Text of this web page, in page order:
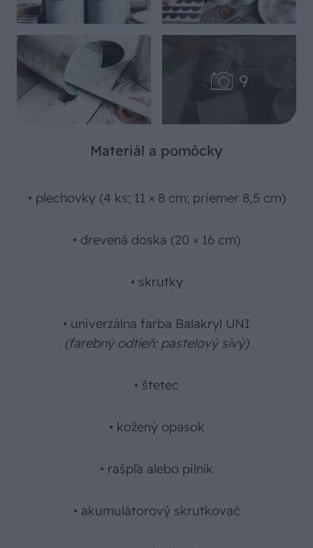
Materiál a pomôcky
• plechovky (4 ks; 11 × 8 cm; priemer 8,5 cm)
• drevená doska (20 × 16 cm)
• skrutky
• univerzálna farba Balakryl UNI
(farebný odtieň: pastelový sivý)
• štetec
• kožený opasok
• rašpľa alebo pilník
• akumulátorový skrutkovač